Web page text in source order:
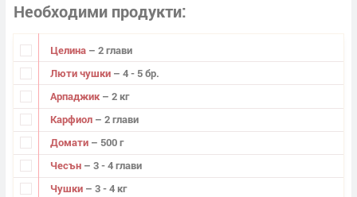
Необходими продукти
Целина – 2 глави
Люти чушки – 4 - 5 бр.
Арпаджик – 2 кг
Карфиол – 2 глави
Домати – 500 г
Чесън – 3 - 4 глави
Чушки – 3 - 4 кг